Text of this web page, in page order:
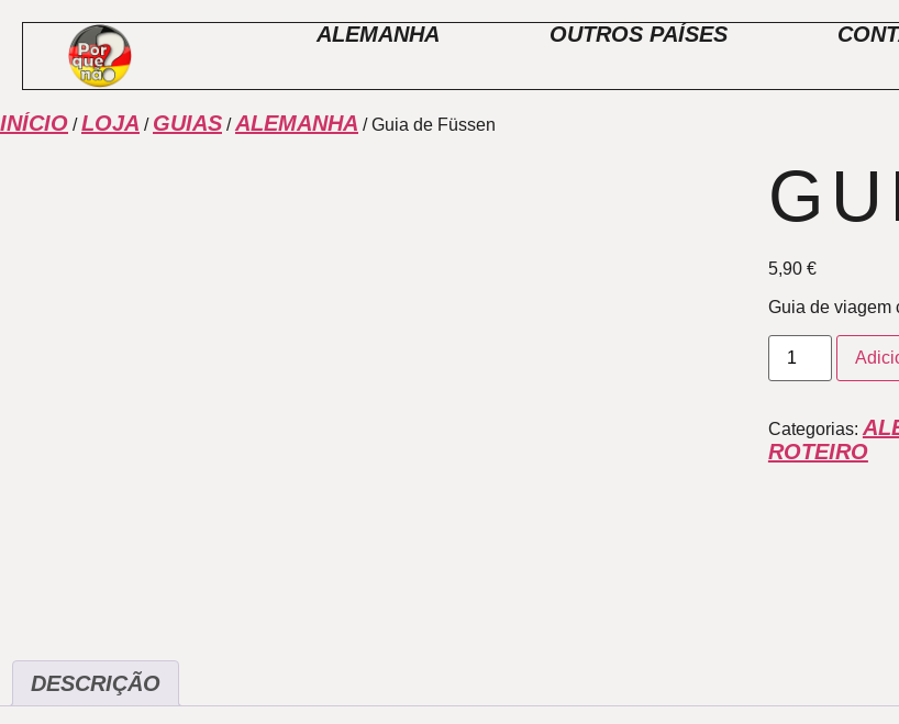
ALEMANHA OUTROS PAÍSES
INÍCIO /LOJA / GUIAS /ALEMANHA / Guia de Füssen
5,90 €
Guia de viagem
Categorias:
ROTEIRO
DESCRIÇÃO